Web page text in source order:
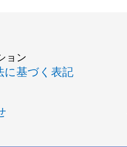
ョン
に基づく表記